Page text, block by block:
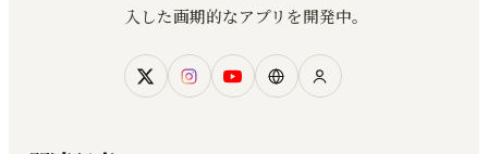
入した画期的なアプリを開発中。